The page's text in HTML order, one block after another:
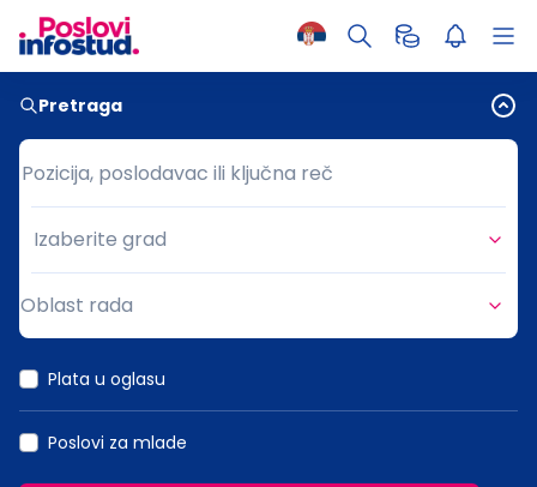
Pretraga
Pozicija, poslodavac ili ključna reč
Pozicija, poslodavac ili ključna reč
Grad
Izaberite grad
Oblast rada
Plata u oglasu
Poslovi za mlade